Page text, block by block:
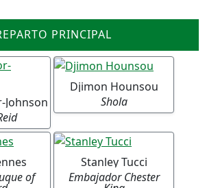
PRINCIPAL
Johnson
Djimon Hounsou
Shola
of
Stanley Tucci
Embajador Chester